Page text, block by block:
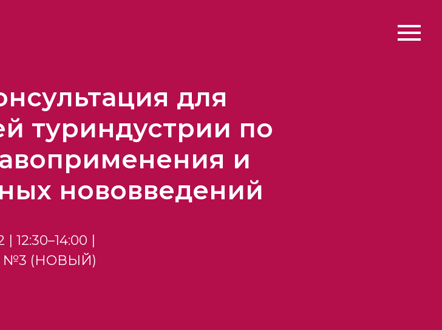
для
туриндустрии по
и
нововведений
| 12:30–14:00 |
№3 (НОВЫЙ)